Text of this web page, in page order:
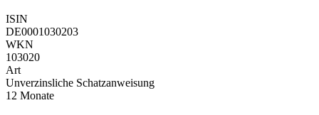
ISIN
DE0001030203
WKN
103020
Art
Unverzinsliche Schatzanweisung
12 Monate